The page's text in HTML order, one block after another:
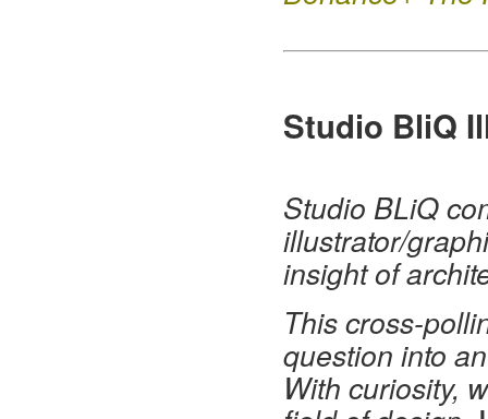
Studio BliQ
Studio BLiQ
illustrator/
insight of
This cross-
question into
With curiosity,